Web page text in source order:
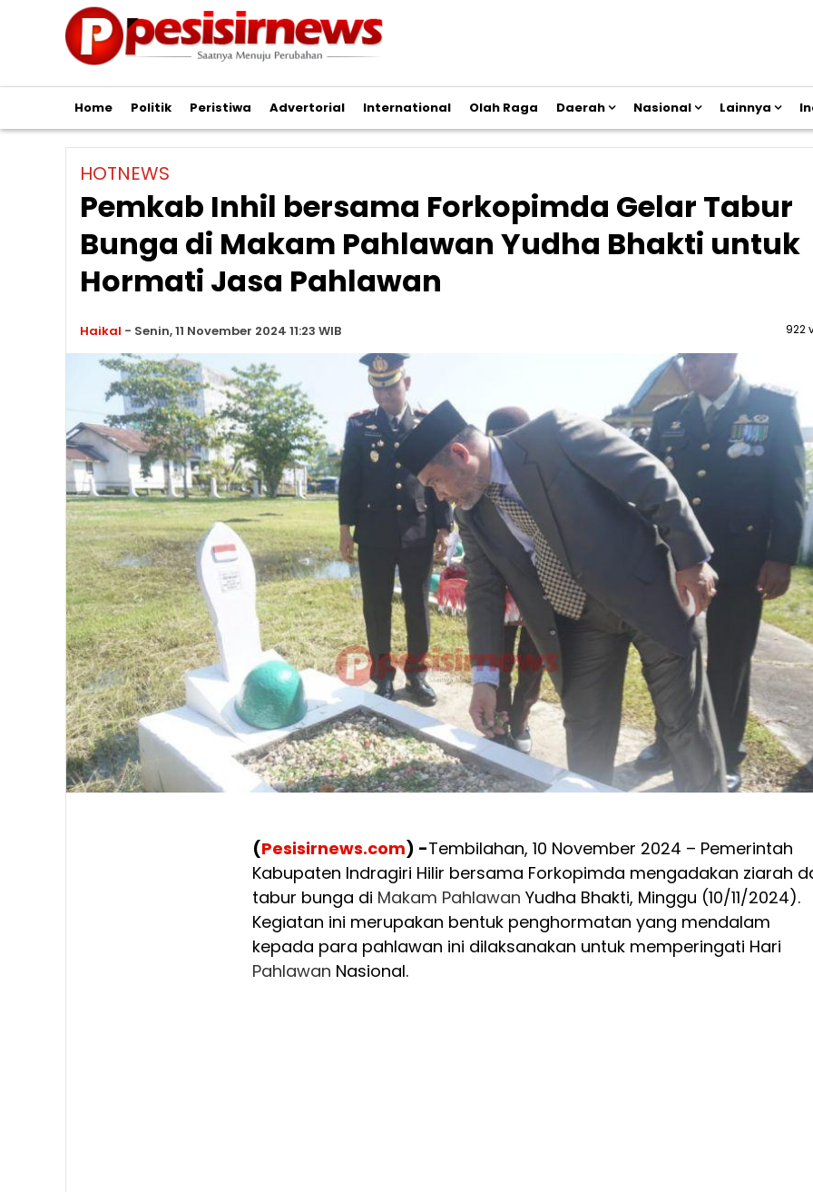
Home Politik Peristiwa Advertorial International Olah Raga Daerah Nasional Lainnya
HOTNEWS
Pemkab Inhil bersama Forkopimda Gelar Tabur
Bunga di Makam Pahlawan Yudha Bhakti untuk
Hormati Jasa Pahlawan
Haikal - Senin, 11 November 2024 11:23 WIB 922
(Pesisirnews.com) -Tembilahan, 10 November 2024 – Pemerintah
Kabupaten Indragiri Hilir bersama Forkopimda mengadakan ziarah
tabur bunga di Makam Pahlawan Yudha Bhakti, Minggu (10/11/2024).
Kegiatan ini merupakan bentuk penghormatan yang mendalam
kepada para pahlawan ini dilaksanakan untuk memperingati Hari
Pahlawan Nasional.